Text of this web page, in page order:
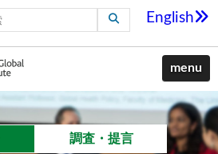
English
menu
調査・提言